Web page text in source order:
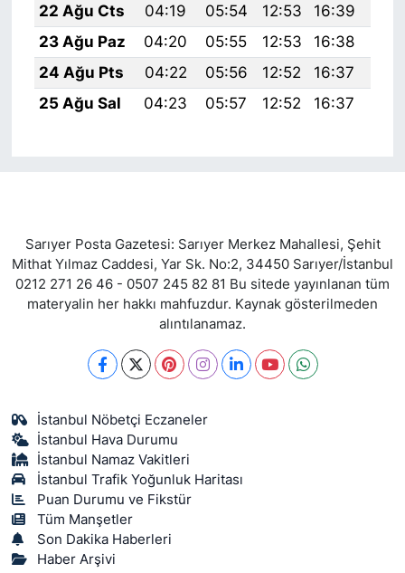
22 Ağu Cts
04:19 05:54 12:53 16:39
23 Ağu Paz
04:20 05:55 12:53 16:38
24 Ağu Pts
04:22 05:56 12:52 16:37
25 Ağu Sal
04:23 05:57 12:52 16:37
Sarıyer Posta Gazetesi: Sarıyer Merkez Mahallesi, Şehit
Mithat Yılmaz Caddesi, Yar Sk. No:2, 34450 Sarıyer/İstanbul
0212 271 26 46 - 0507 245 82 81 Bu sitede yayınlanan tüm
materyalin her hakkı mahfuzdur. Kaynak gösterilmeden
alıntılanamaz.
İstanbul Nöbetçi Eczaneler
İstanbul Hava Durumu
İstanbul Namaz Vakitleri
İstanbul Trafik Yoğunluk Haritası
Puan Durumu ve Fikstür
Tüm Manşetler
Son Dakika Haberleri
Haber Arşivi